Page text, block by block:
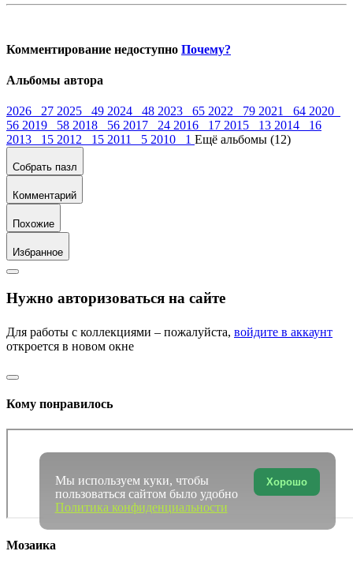
Комментирование недоступно Почему?
Альбомы автора
2026 27 2025 49 2024 48 2023 65 2022 79 2021 64 2020
56 2019 58 2018 56 2017 24 2016 17 2015 13 2014 16
2013 15 2012 15 2011 5 2010 1 Ещё альбомы (12)
Собрать пазл
Комментарий
Похожие
Избранное
Нужно авторизоваться на сайте
Для работы с коллекциями – пожалуйста, войдите в аккаунт
откроется в новом окне
Кому понравилось
Мозаика
Хорошо
Мы используем куки, чтобы
пользоваться сайтом было удобно
Политика конфиденциальности